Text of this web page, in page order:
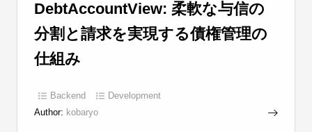
DebtAccountView: 柔軟な与信の
分割と請求を実現する債権管理の
仕組み
Backend
Development
Author: kobaryo